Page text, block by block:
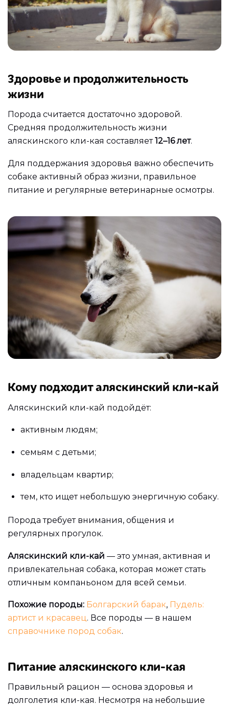
Здоровье и продолжительность
жизни
Порода считается достаточно здоровой.
Средняя продолжительность жизни
аляскинского кли-кая составляет12–16 лет.
Для поддержания здоровья важно обеспечить
собаке активный образ жизни, правильное
питание и регулярные ветеринарные осмотры.
Кому подходит аляскинский кли-кай
Аляскинский кли-кай подойдёт:
активным людям;
семьям с детьми;
владельцам квартир;
тем, кто ищет небольшую энергичную собаку.
Порода требует внимания, общения и
регулярных прогулок.
Аляскинский кли-кай — это умная, активная и
привлекательная собака, которая может стать
отличным компаньоном для всей семьи.
Похожие породы: Болгарский барак, Пудель:
артист и красавец. Все породы — в нашем
справочнике пород собак.
Питание аляскинского кли-кая
Правильный рацион — основа здоровья и
долголетия кли-кая. Несмотря на небольшие